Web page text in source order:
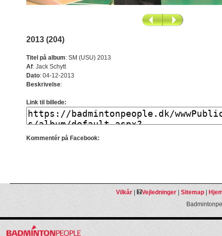
2013 (204)
Titel på album: SM (USU) 2013
Af: Jack Schytt
Dato: 04-12-2013
Beskrivelse:
Link til billede:
Kommentér på Facebook:
Vilkår| Vejledninger| Sitemap|